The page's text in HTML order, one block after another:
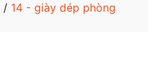
/ 14 - giày dép phòng